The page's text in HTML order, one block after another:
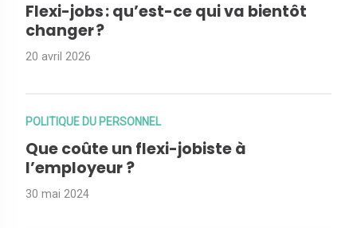
Flexi-jobs : qu’est-ce qui va bientôt
changer ?
20 avril 2026
POLITIQUE DU PERSONNEL
Que coûte un flexi-jobiste à
l’employeur ?
30 mai 2024